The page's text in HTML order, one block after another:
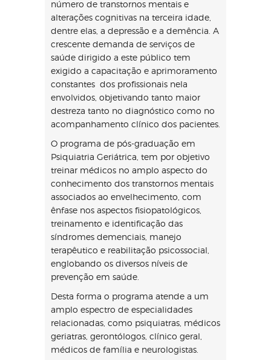
número de transtornos mentais e
alterações cognitivas na terceira idade,
dentre elas, a depressão e a demência. A
crescente demanda de serviços de
saúde dirigido a este público tem
exigido a capacitação e aprimoramento
constantes dos profissionais nela
envolvidos, objetivando tanto maior
destreza tanto no diagnóstico como no
acompanhamento clínico dos pacientes.
O programa de pós-graduação em
Psiquiatria Geriátrica, tem por objetivo
treinar médicos no amplo aspecto do
conhecimento dos transtornos mentais
associados ao envelhecimento, com
ênfase nos aspectos fisiopatológicos,
treinamento e identificação das
síndromes demenciais, manejo
terapêutico e reabilitação psicossocial,
englobando os diversos níveis de
prevenção em saúde.
Desta forma o programa atende a um
amplo espectro de especialidades
relacionadas, como psiquiatras, médicos
geriatras, gerontólogos, clínico geral,
médicos de família e neurologistas.